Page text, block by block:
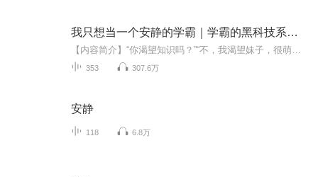
我只想当一个安静的学霸｜学霸的黑科技系统千万点击神作
353 307.6万
安静
118 6.8万